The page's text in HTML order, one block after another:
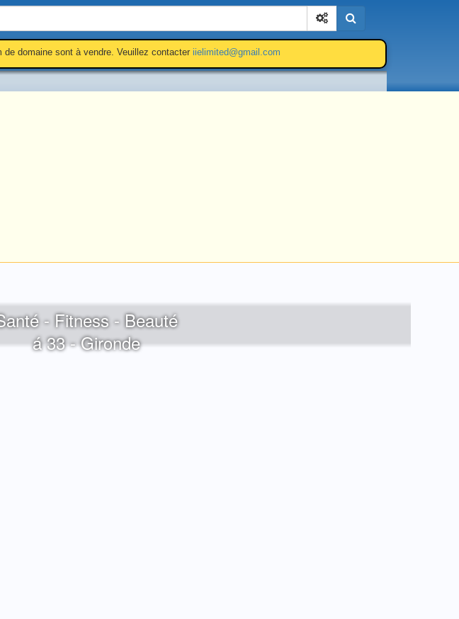
Cherchez
domaine sont à vendre. Veuillez contacter iielimited@gmail.com
- Fitness - Beauté
á 33 - Gironde